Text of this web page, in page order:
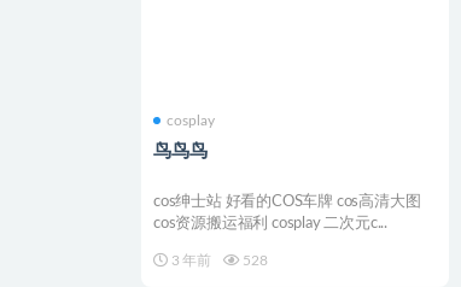
cosplay
鸟鸟鸟
cos绅士站 好看的COS车牌 cos高清大图
cos资源搬运福利 cosplay 二次元c...
3 年前 528